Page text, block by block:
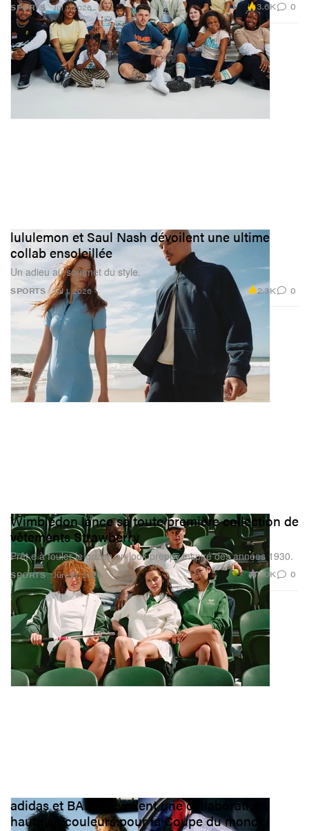
SPORTS Jul 1, 2026 3.6K 0
SPORTS
lululemon et Saul Nash dévoilent une ultime
collab ensoleillée
Un adieu au sommet du style.
Jul 1, 2026 2.3K 0
SPORTS
Wimbledon lance sa toute première collection de
vêtements Strawberry
Prêt·e à fouler le gazon en look preppy inspiré des années 1930.
Jun 30, 2026 2.0K 0
adidas et BAPE dévoilent une collaboration
haute en couleurs pour la Coupe du monde